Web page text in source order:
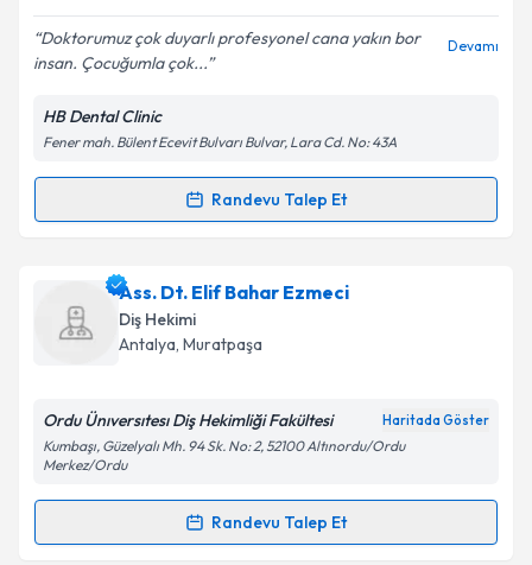
E-posta Adresiniz
Kişisel verilerimin işlenmesine ilişkinAydınlatma
Metni'ni okudum ve kişisel verilerimin belirtilen
kapsamda işlenmesini kabul ediyorum.
Doktorumuz çok duyarlı profesyonel cana yakın bor
insan. Çocuğumla çok...
Devamı
HB Dental Clinic
Fener mah. Bülent Ecevit Bulvarı Bulvar, Lara Cd. No: 43A
Randevu Talep Et
Randevu Takvimi Talebi
Dt. Halime Savaşiçin randevu takvimi talebi
oluşturun. Size bu uzmandan randevu almanız için bir
takvim hazırlandığında e-posta ile bilgilendireceğiz.
Kişisel verilerimin işlenmesine ilişkinAydınlatma
'ni okudum ve kişisel verilerimin belirtilen
kapsamda işlenmesini kabul ediyorum.
Ass. Dt. Elif Bahar Ezmeci
Diş Hekimi
Antalya, Muratpaşa
Ordu Ünıversıtesı Diş Hekimliği Fakültesi Haritada Göster
Kumbaşı, Güzelyalı Mh. 94 Sk. No: 2, 52100 Altınordu/Ordu
Merkez/Ordu
Randevu Talep Et
Randevu Takvimi Talebi